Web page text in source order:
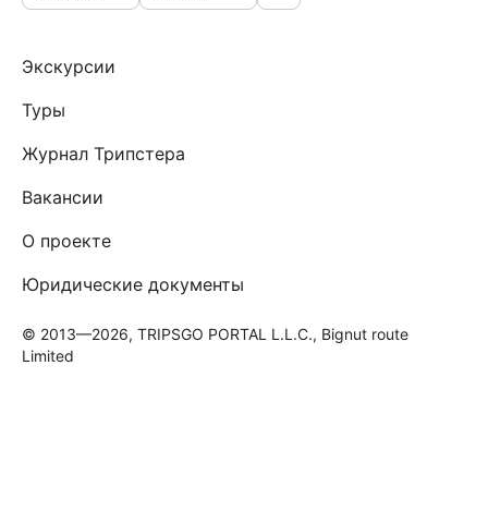
Экскурсии
Туры
Журнал Трипстера
Вакансии
О проекте
Юридические документы
© 2013—2026, TRIPSGO PORTAL L.L.C., Bignut route
Limited